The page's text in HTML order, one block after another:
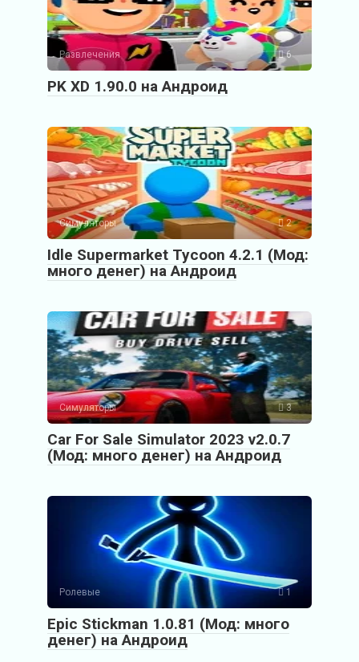
Развлечения 6
PK XD 1.90.0 на Андроид
Симуляторы 2
Idle Supermarket Tycoon 4.2.1 (Мод:
много денег) на Андроид
Симуляторы 3
Car For Sale Simulator 2023 v2.0.7
(Мод: много денег) на Андроид
Ролевые 1
Epic Stickman 1.0.81 (Мод: много
денег) на Андроид